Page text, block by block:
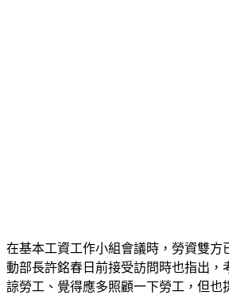
在基本工資工作小組會議時，勞資雙方
動部長許銘春日前接受訪問時也指出，
諒勞工、覺得應多照顧一下勞工，但也